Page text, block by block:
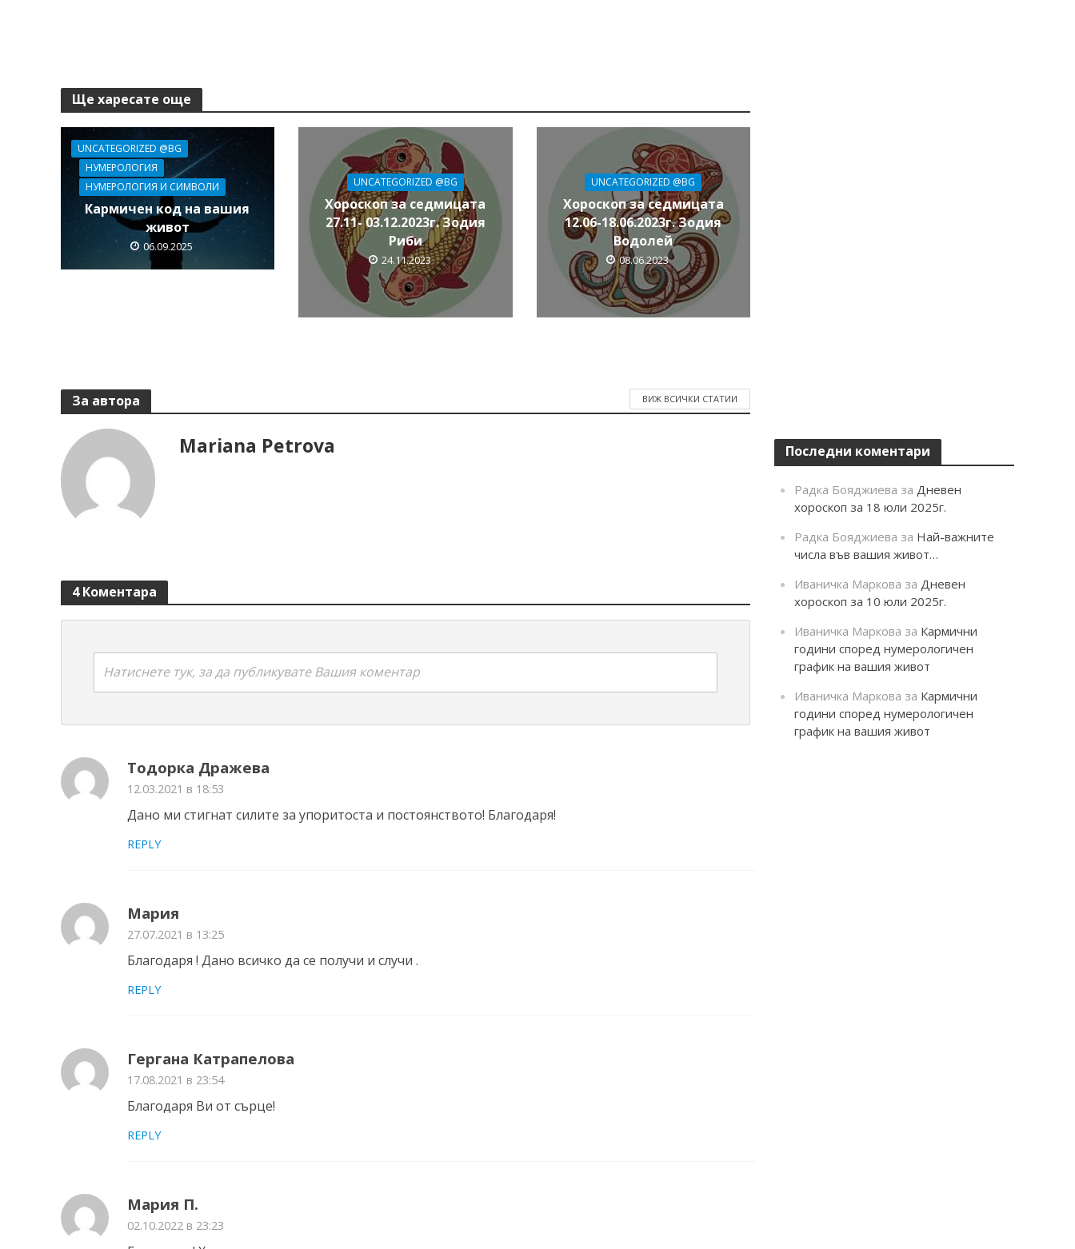
Ще харесате още
UNCATEGORIZED @BG
НУМЕРОЛОГИЯ
НУМЕРОЛОГИЯ И СИМВОЛИ
Кармичен код на вашия
живот
06.09.2025
UNCATEGORIZED @BG
Хороскоп за седмицата
27.11- 03.12.2023г. Зодия
Риби
24.11.2023
UNCATEGORIZED @BG
Хороскоп за седмицата
12.06-18.06.2023г. Зодия
Водолей
08.06.2023
За автора ВИЖ ВСИЧКИ СТАТИИ
Mariana Petrova
4 Коментара
Натиснете тук, за да публикувате Вашия коментар
Тодорка Дражева
12.03.2021 в 18:53
Дано ми стигнат силите за упоритоста и постоянството! Благодаря!
REPLY
Мария
27.07.2021 в 13:25
Благодаря ! Дано всичко да се получи и случи .
REPLY
Гергана Катрапелова
17.08.2021 в 23:54
Благодаря Ви от сърце!
REPLY
Мария П.
02.10.2022 в 23:23
Последни коментари
Радка Бояджиева заДневен
хороскоп за 18 юли 2025г.
Радка Бояджиева за Най-важните
числа във вашия живот…
Иваничка Маркова заДневен
хороскоп за 10 юли 2025г.
Иваничка Маркова за Кармични
години според нумерологичен
график на вашия живот
Иваничка Маркова за Кармични
години според нумерологичен
график на вашия живот